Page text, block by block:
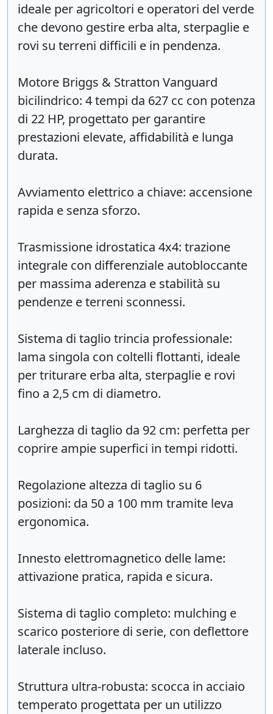
ideale per agricoltori e operatori del verde
che devono gestire erba alta, sterpaglie e
rovi su terreni difficili e in pendenza.
Motore Briggs & Stratton Vanguard
bicilindrico: 4 tempi da 627 cc con potenza
di 22 HP, progettato per garantire
prestazioni elevate, affidabilità e lunga
durata.
Avviamento elettrico a chiave: accensione
rapida e senza sforzo.
Trasmissione idrostatica 4x4: trazione
integrale con differenziale autobloccante
per massima aderenza e stabilità su
pendenze e terreni sconnessi.
Sistema di taglio trincia professionale:
lama singola con coltelli flottanti, ideale
per triturare erba alta, sterpaglie e rovi
fino a 2,5 cm di diametro.
Larghezza di taglio da 92 cm: perfetta per
coprire ampie superfici in tempi ridotti.
Regolazione altezza di taglio su 6
posizioni: da 50 a 100 mm tramite leva
ergonomica.
Innesto elettromagnetico delle lame:
attivazione pratica, rapida e sicura.
Sistema di taglio completo: mulching e
scarico posteriore di serie, con deflettore
laterale incluso.
Struttura ultra-robusta: scocca in acciaio
temperato progettata per un utilizzo